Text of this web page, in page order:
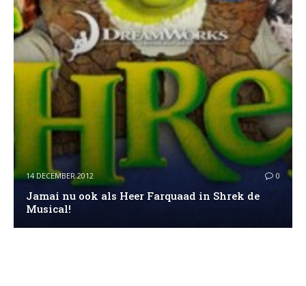
14 DECEMBER 2012 0
Jamai nu ook als Heer Farquaad in Shrek de
Musical!